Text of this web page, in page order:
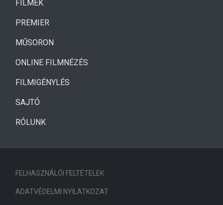
FILMEK(CURRENT)
PREMIER
MŰSORON
ONLINE FILMNÉZÉS
FILMIGÉNYLÉS
SAJTÓ
RÓLUNK
FELHASZNÁLÓI FELTÉTELEK
ADATVÉDELMI NYILATKOZAT